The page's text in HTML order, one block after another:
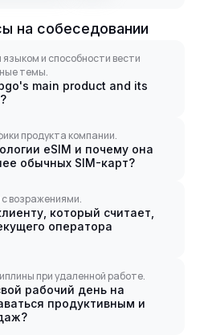
на собеседовании
и способности вести
темы.
main product and its
продукта компании.
eSIM и почему она
обычных SIM-карт?
возражениями.
который считает,
оператора
при удаленной работе.
рабочий день на
продуктивным и